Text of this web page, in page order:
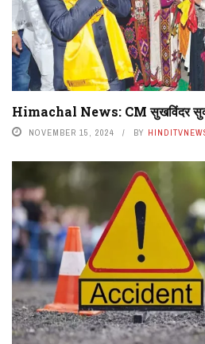
Himachal News: CM सुखविंदर
NOVEMBER 15, 2024 BY